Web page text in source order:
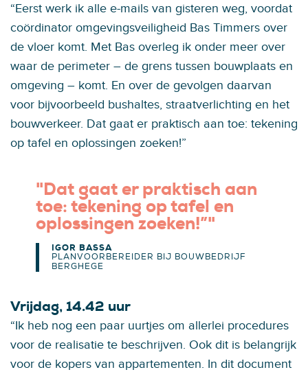
“Eerst werk ik alle e-mails van gisteren weg, voordat
coördinator omgevingsveiligheid Bas Timmers over
de vloer komt. Met Bas overleg ik onder meer over
waar de perimeter – de grens tussen bouwplaats en
omgeving – komt. En over de gevolgen daarvan
voor bijvoorbeeld bushaltes, straatverlichting en het
bouwverkeer. Dat gaat er praktisch aan toe: tekening
op tafel en oplossingen zoeken!”
"Dat gaat er praktisch aan
toe: tekening op tafel en
oplossingen zoeken!”"
IGOR BASSA
PLANVOORBEREIDER BIJ BOUWBEDRIJF
BERGHEGE
Vrijdag, 14.42 uur
“Ik heb nog een paar uurtjes om allerlei procedures
voor de realisatie te beschrijven. Ook dit is belangrijk
voor de kopers van appartementen. In dit document